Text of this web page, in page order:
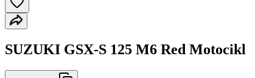
SUZUKI GSX-S 125 M6 Red Motocikl